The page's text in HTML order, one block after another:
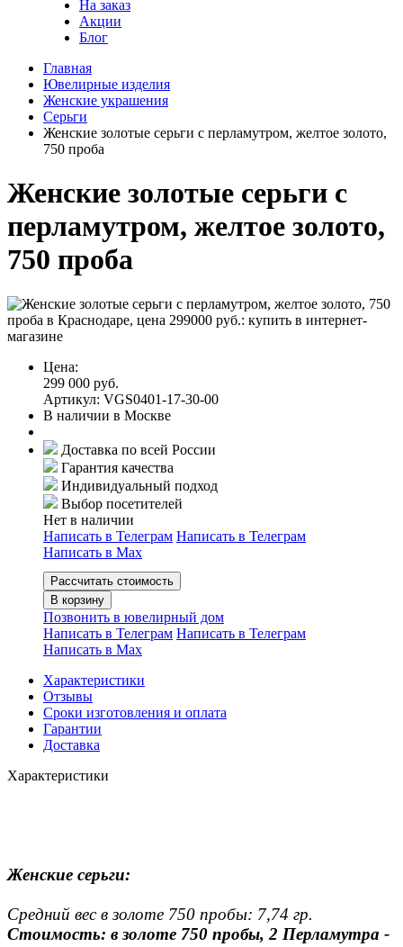
На заказ
Акции
Блог
Главная
Ювелирные изделия
Женские украшения
Серьги
Женские золотые серьги с перламутром, желтое золото,
750 проба
Женские золотые серьги с
перламутром, желтое золото,
750 проба
Цена:
299 000 руб.
Артикул: VGS0401-17-30-00
В наличии в Москве
Доставка по всей России
Гарантия качества
Индивидуальный подход
Выбор посетителей
Нет в наличии
Написать в Телеграм Написать в Телеграм
Написать в Мах
Рассчитать стоимость
В корзину
Позвонить в ювелирный дом
Написать в Телеграм Написать в Телеграм
Написать в Мах
Характеристики
Отзывы
Сроки изготовления и оплата
Гарантии
Доставка
Характеристики
Женские серьги:
Средний вес в золоте 750 пробы: 7,74 гр.
Стоимость: в золоте 750 пробы, 2 Перламутра -